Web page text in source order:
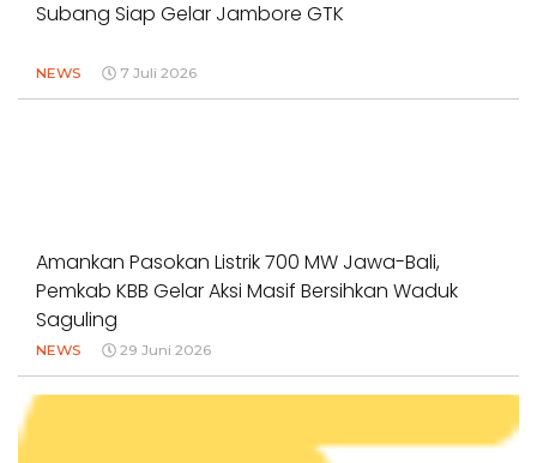
Subang Siap Gelar Jambore GTK
NEWS 7 Juli 2026
Amankan Pasokan Listrik 700 MW Jawa-Bali,
Pemkab KBB Gelar Aksi Masif Bersihkan Waduk
Saguling
NEWS 29 Juni 2026